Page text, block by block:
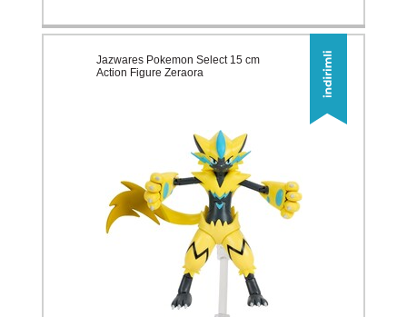
Jazwares Pokemon Select 15 cm
Action Figure Zeraora